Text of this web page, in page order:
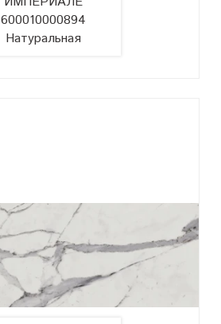
600010000894
Натуральная